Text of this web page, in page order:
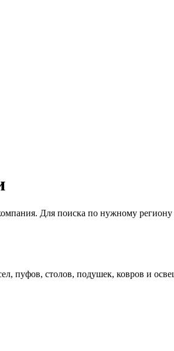
Для поиска по нужному региону
пуфов, столов, подушек, ковров и